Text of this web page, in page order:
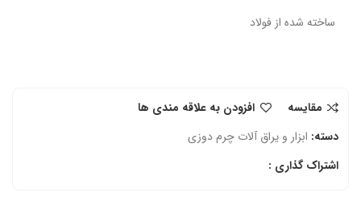
ساخته شده از فولاد
مقایسه
افزودن به علاقه مندی ها
دسته: ابزار و یراق آلات چرم دوزی
اشتراک گذاری :